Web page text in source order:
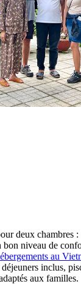
deux chambres
bon niveau de
au
inclus,
aux familles.